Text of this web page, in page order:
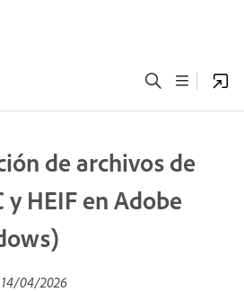
de archivos de
y HEIF en Adobe
14/04/2026